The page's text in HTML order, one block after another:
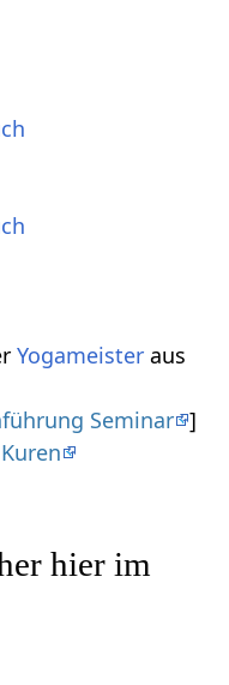
Yogameisteraus
Seminar ]
hier im